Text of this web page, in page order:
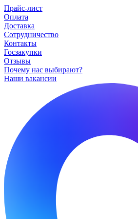
Прайс-лист
Оплата
Доставка
Сотрудничество
Контакты
Госзакупки
Отзывы
Почему нас выбирают?
Наши вакансии